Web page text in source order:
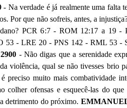
- Na verdade é já realmente uma falta
Por que não sofreis, antes, a
dano? PCR 6:7 - ROM 12:17 a 19 -
53 - LRE 20 - PNS 142 - RML 53 -
2900 - Não digas que a serenidade
violência, qual se não tivesses brio
é preciso muito mais combatividade
colher ofensas e esquecê-las do que
detrimento do próximo.